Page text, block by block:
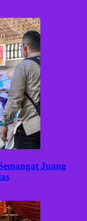
Juang